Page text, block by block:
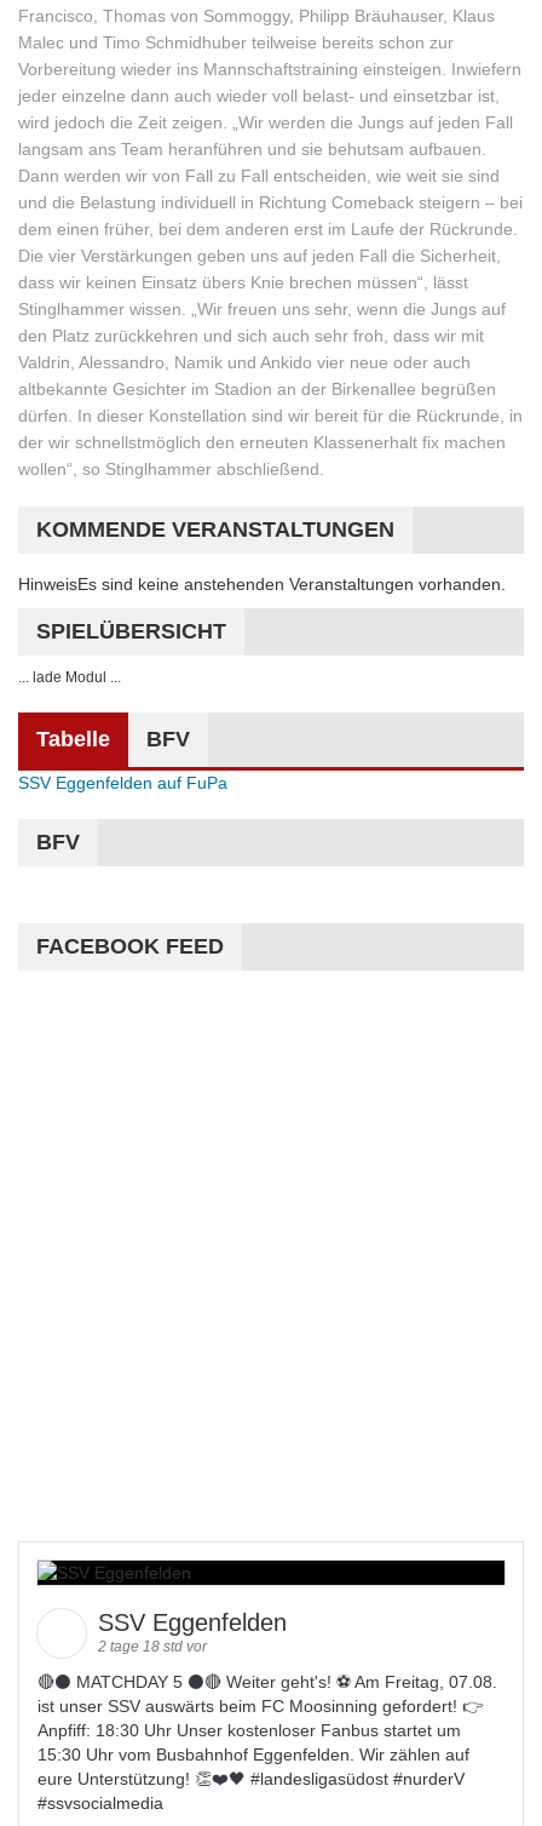
Francisco, Thomas von Sommoggy, Philipp Bräuhauser, Klaus
Malec und Timo Schmidhuber teilweise bereits schon zur
Vorbereitung wieder ins Mannschaftstraining einsteigen. Inwiefern
jeder einzelne dann auch wieder voll belast- und einsetzbar ist,
wird jedoch die Zeit zeigen. „Wir werden die Jungs auf jeden Fall
langsam ans Team heranführen und sie behutsam aufbauen.
Dann werden wir von Fall zu Fall entscheiden, wie weit sie sind
und die Belastung individuell in Richtung Comeback steigern – bei
dem einen früher, bei dem anderen erst im Laufe der Rückrunde.
Die vier Verstärkungen geben uns auf jeden Fall die Sicherheit,
dass wir keinen Einsatz übers Knie brechen müssen“, lässt
Stinglhammer wissen. „Wir freuen uns sehr, wenn die Jungs auf
den Platz zurückkehren und sich auch sehr froh, dass wir mit
Valdrin, Alessandro, Namik und Ankido vier neue oder auch
altbekannte Gesichter im Stadion an der Birkenallee begrüßen
dürfen. In dieser Konstellation sind wir bereit für die Rückrunde, in
der wir schnellstmöglich den erneuten Klassenerhalt fix machen
wollen“, so Stinglhammer abschließend.
KOMMENDE VERANSTALTUNGEN
HinweisEs sind keine anstehenden Veranstaltungen vorhanden.
SPIELÜBERSICHT
... lade Modul ...
Tabelle BFV
SSV Eggenfelden auf FuPa
BFV
FACEBOOK FEED
SSV Eggenfelden
2 tage 18 std vor
🔴⚫️ MATCHDAY 5 ⚫️🔴 Weiter geht's! ⚽ Am Freitag, 07.08.
ist unser SSV auswärts beim FC Moosinning gefordert! 👉
Anpfiff: 18:30 Uhr Unser kostenloser Fanbus startet um
15:30 Uhr vom Busbahnhof Eggenfelden. Wir zählen auf
eure Unterstützung! 👏❤️🖤 #landesligasüdost #nurderV
#ssvsocialmedia